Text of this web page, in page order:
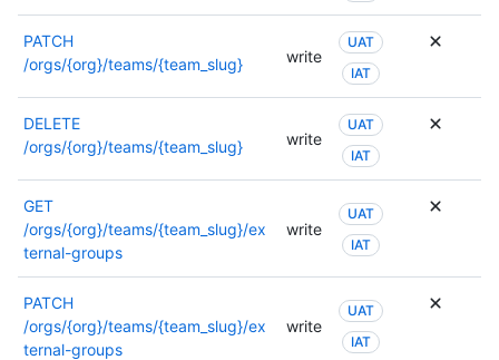
PATCH
/orgs/{org}/teams/{team_slug}
write
UAT
IAT
DELETE
/orgs/{org}/teams/{team_slug}
write
UAT
IAT
GET
/orgs/{org}/teams/{team_slug}/ex
ternal-groups
write
UAT
IAT
PATCH
/orgs/{org}/teams/{team_slug}/ex
ternal-groups
write
UAT
IAT